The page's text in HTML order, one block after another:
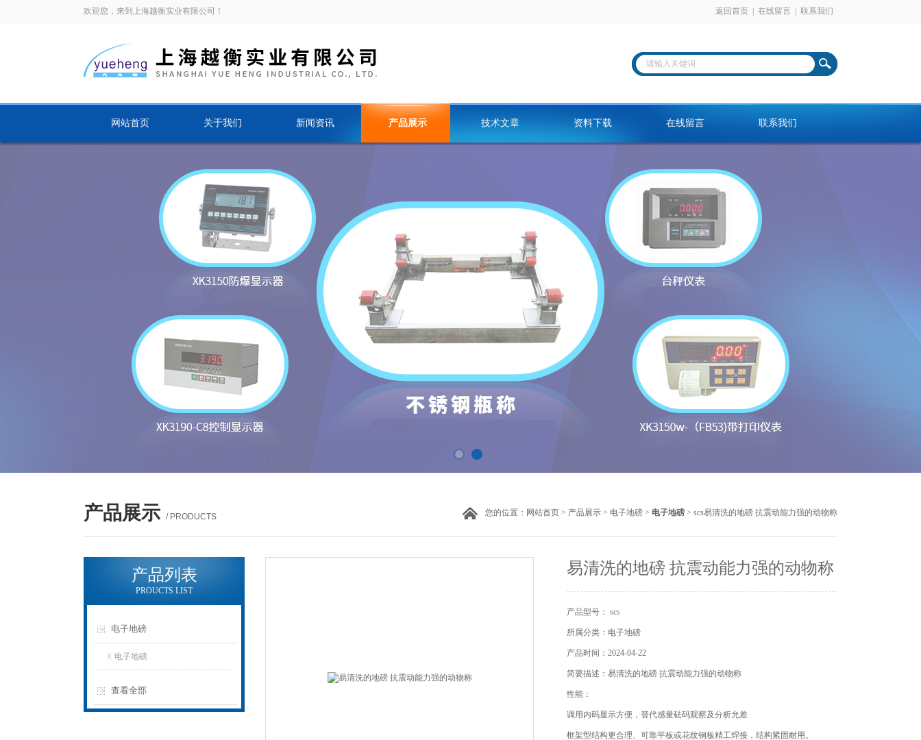
欢迎您，来到上海越衡实业有限公司！ 返回首页 在线留言 联系我们
网站首页 关于我们 新闻资讯 产品展示 技术文章 资料下载 在线留言 联系我们
产品展示 / PRODUCTS 您的位置： 网站首页 > 产品展示 > 电子地磅 > 电子地磅 > scs易清洗的地磅 抗震动能力强的动物称
产品列表
PROUCTS LIST
电子地磅
电子地磅
查看全部
易清洗的地磅 抗震动能力强的动物称
产品型号： scs
所属分类：电子地磅
产品时间：2024-04-22
简要描述：易清洗的地磅 抗震动能力强的动物称
性能：
调用内码显示方便，替代感量砝码观察及分析允差
框架型结构更合理、可靠平板或花纹钢板精工焊接，结构紧固耐用。